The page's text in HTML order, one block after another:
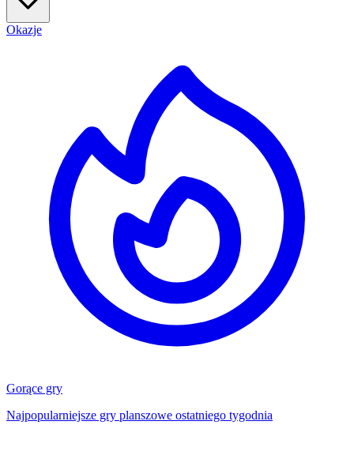
Okazje
Gorące gry
Najpopularniejsze gry planszowe ostatniego tygodnia